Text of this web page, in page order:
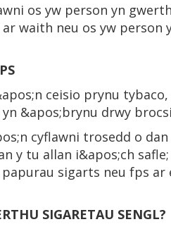
os yw person yn
waith neu os yw
ceisio prynu
&apos;brynu drwy
cyflawni trosedd o
y tu allan i&apos;ch
sigarts neu fps
SIGARETAU SENGL?